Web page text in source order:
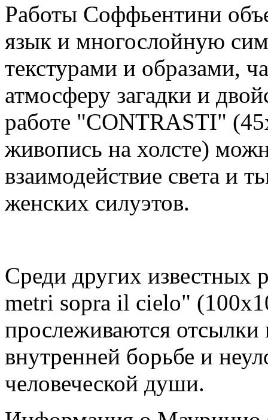
Работы Соффьентини
язык и многослойную
текстурами и образами,
атмосферу загадки и
работе "CONTRASTI"
живопись на холсте)
взаимодействие света и
женских силуэтов.
Среди других известных
metri sopra il cielo"
прослеживаются отсылки
внутренней борьбе и
человеческой души.